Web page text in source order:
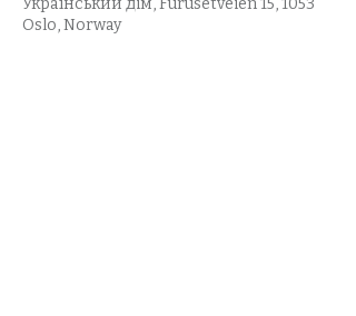
Український дім, Furusetveien 15, 1053
Oslo, Norway